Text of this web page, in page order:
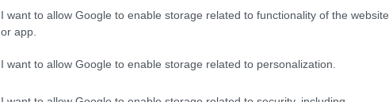
I want to allow Google to enable storage related to functionality of the website
or app.
I want to allow Google to enable storage related to personalization.